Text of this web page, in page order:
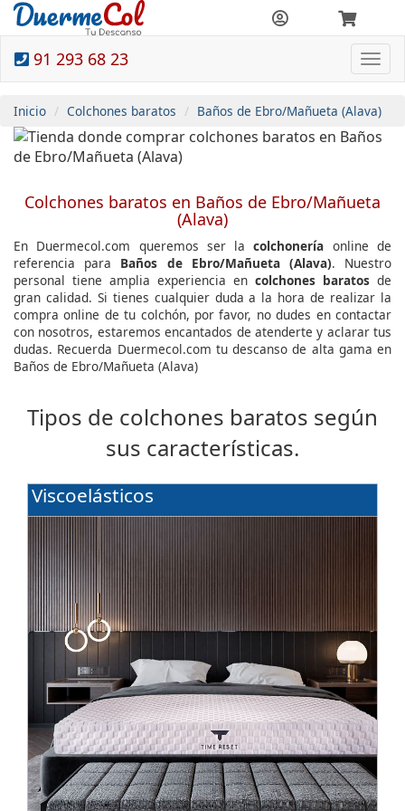
91 293 68 23
Inicio Colchones baratos Baños de Ebro/Mañueta (Alava)
Colchones baratos en Baños de Ebro/Mañueta
(Alava)
En Duermecol.com queremos ser lacolchonería online de
referencia para Baños de Ebro/Mañueta (Alava). Nuestro
personal tiene amplia experiencia en colchones baratos de
gran calidad. Si tienes cualquier duda a la hora de realizar la
compra online de tu colchón, por favor, no dudes en contactar
con nosotros, estaremos encantados de atenderte y aclarar tus
dudas. Recuerda Duermecol.com tu descanso de alta gama en
Baños de Ebro/Mañueta (Alava)
Tipos de colchones baratos según
sus características.
Viscoelásticos